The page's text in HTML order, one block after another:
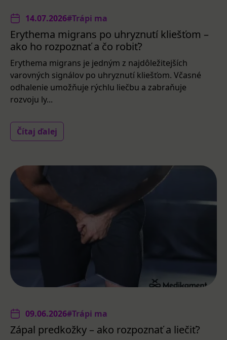
14.07.2026#Trápi ma
Erythema migrans po uhryznutí kliešťom –
ako ho rozpoznať a čo robiť?
Erythema migrans je jedným z najdôležitejších
varovných signálov po uhryznutí kliešťom. Včasné
odhalenie umožňuje rýchlu liečbu a zabraňuje
rozvoju ly...
Čítaj ďalej
09.06.2026#Trápi ma
Zápal predkožky – ako rozpoznať a liečiť?